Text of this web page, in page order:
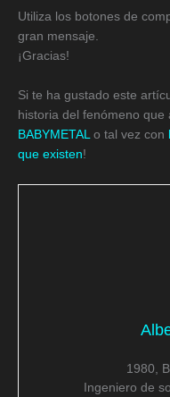
Utiliza los botones de
gran mensaje.
¡Gracias!
Si te ha gustado este
historia del fenómeno
BABYMETALo tal vez con
que existen!
1980,
Ingeniero de